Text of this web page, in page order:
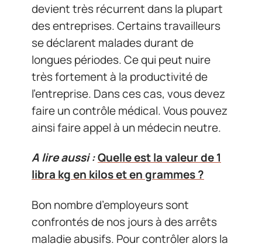
devient très récurrent dans la plupart
des entreprises. Certains travailleurs
se déclarent malades durant de
longues périodes. Ce qui peut nuire
très fortement à la productivité de
l’entreprise. Dans ces cas, vous devez
faire un contrôle médical. Vous pouvez
ainsi faire appel à un médecin neutre.
A lire aussi :Quelle est la valeur de 1
libra kg en kilos et en grammes ?
Bon nombre d’employeurs sont
confrontés de nos jours à des arrêts
maladie abusifs. Pour contrôler alors la